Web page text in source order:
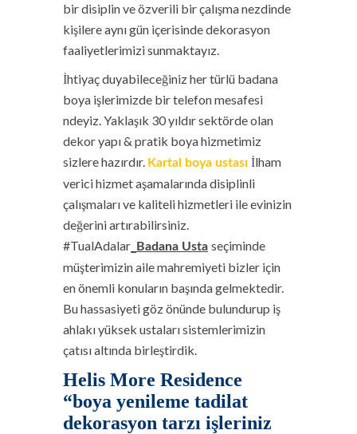
bir disiplin ve özverili bir çalışma nezdinde
kişilere aynı gün içerisinde dekorasyon
faaliyetlerimizi sunmaktayız.
İhtiyaç duyabileceğiniz her türlü badana
boya işlerimizde bir telefon mesafesi
ndeyiz. Yaklaşık 30 yıldır sektörde olan
dekor yapı & pratik boya hizmetimiz
sizlere hazırdır. Kartal boya ustası İlham
verici hizmet aşamalarında disiplinli
çalışmaları ve kaliteli hizmetleri ile evinizin
değerini artırabilirsiniz.
#TualAdalar _Badana Usta seçiminde
müşterimizin aile mahremiyeti bizler için
en önemli konuların başında gelmektedir.
Bu hassasiyeti göz önünde bulundurup iş
ahlakı yüksek ustaları sistemlerimizin
çatısı altında birleştirdik.
Helis More Residence
“boya yenileme tadilat
dekorasyon tarzı işleriniz